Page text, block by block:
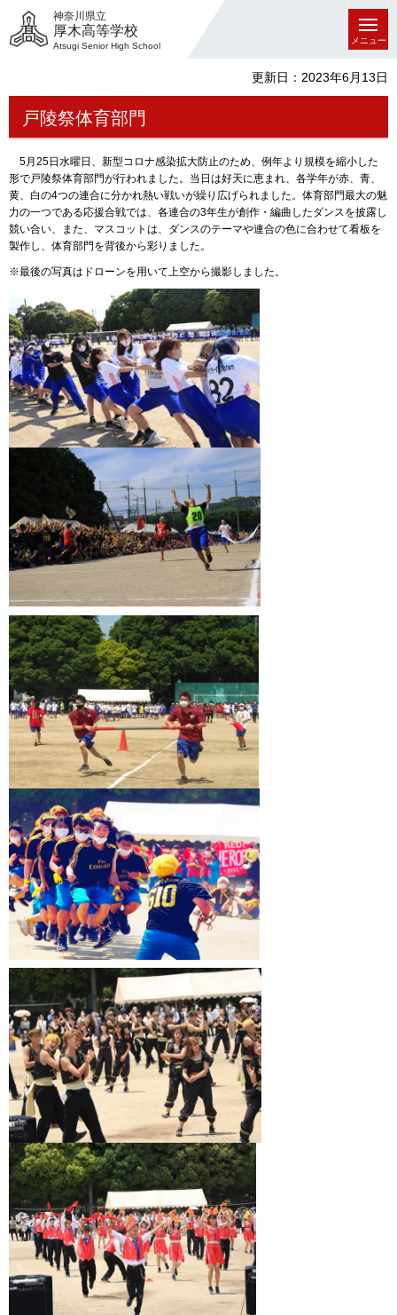
神奈川県立
厚木高等学校
Atsugi Senior High School
メニュー
更新日：2023年6月13日
戸陵祭体育部門
5月25日水曜日、新型コロナ感染拡大防止のため、例年より規模を縮小した
形で戸陵祭体育部門が行われました。当日は好天に恵まれ、各学年が赤、青、
黄、白の4つの連合に分かれ熱い戦いが繰り広げられました。体育部門最大の魅
力の一つである応援合戦では、各連合の3年生が創作・編曲したダンスを披露し
競い合い、また、マスコットは、ダンスのテーマや連合の色に合わせて看板を
製作し、体育部門を背後から彩りました。
※最後の写真はドローンを用いて上空から撮影しました。